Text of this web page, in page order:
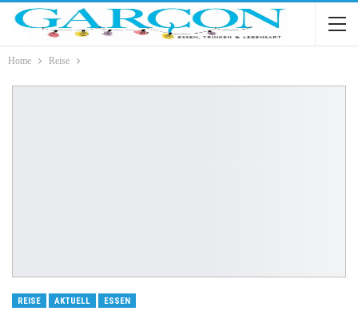
Home Reise
REISE AKTUELL ESSEN